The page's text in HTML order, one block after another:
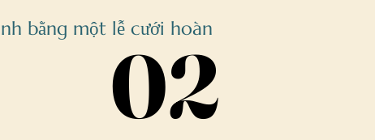
bằng một lễ cưới hoàn
02
02